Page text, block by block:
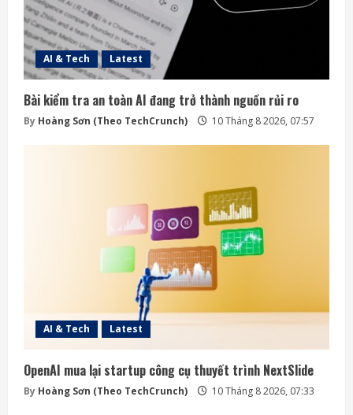
AI & Tech Latest
Bài kiểm tra an toàn AI đang trở thành nguồn rủi ro
By Hoàng Sơn (Theo TechCrunch) 10 Tháng 8 2026, 07:57
AI & Tech Latest
OpenAI mua lại startup công cụ thuyết trình NextSlide
By Hoàng Sơn (Theo TechCrunch) 10 Tháng 8 2026, 07:33